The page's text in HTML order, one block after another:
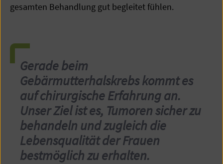
gesamten Behandlung gut begleitet fühlen.
Gerade beim
Gebärmutterhalskrebs kommt es
auf chirurgische Erfahrung an.
Unser Ziel ist es, Tumoren sicher zu
behandeln und zugleich die
Lebensqualität der Frauen
bestmöglich zu erhalten.